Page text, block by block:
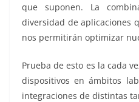
que suponen. La
diversidad de aplicaciones
nos permitirán optimizar
Prueba de esto es la cada
dispositivos en ámbitos
integraciones de distintas